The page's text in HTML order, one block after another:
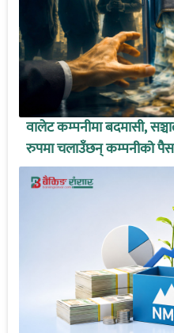
वालेट कम्पनीमा बदमासी,
रुपमा चलाउँछन् कम्पनीको